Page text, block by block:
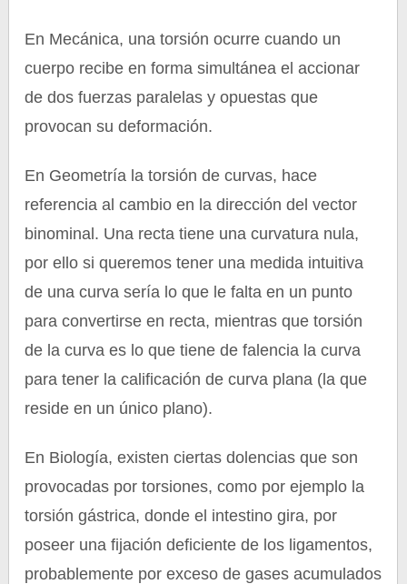
En Mecánica, una torsión ocurre cuando un
cuerpo recibe en forma simultánea el accionar
de dos fuerzas paralelas y opuestas que
provocan su deformación.
En Geometría la torsión de curvas, hace
referencia al cambio en la dirección del vector
binominal. Una recta tiene una curvatura nula,
por ello si queremos tener una medida intuitiva
de una curva sería lo que le falta en un punto
para convertirse en recta, mientras que torsión
de la curva es lo que tiene de falencia la curva
para tener la calificación de curva plana (la que
reside en un único plano).
En Biología, existen ciertas dolencias que son
provocadas por torsiones, como por ejemplo la
torsión gástrica, donde el intestino gira, por
poseer una fijación deficiente de los ligamentos,
probablemente por exceso de gases acumulados